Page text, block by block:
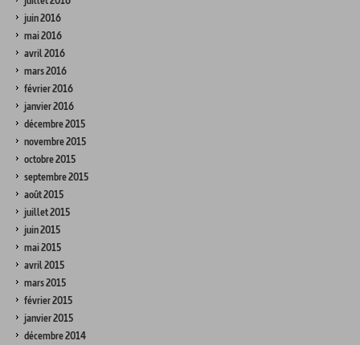
juin 2016
mai 2016
avril 2016
mars 2016
février 2016
janvier 2016
décembre 2015
novembre 2015
octobre 2015
septembre 2015
août 2015
juillet 2015
juin 2015
mai 2015
avril 2015
mars 2015
février 2015
janvier 2015
décembre 2014